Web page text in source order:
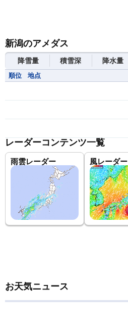
新潟のアメダス
降雪量 積雪深 降水量
順位 地点
レーダーコンテンツ一覧
雨雲レーダー 風レーダー
お天気ニュース